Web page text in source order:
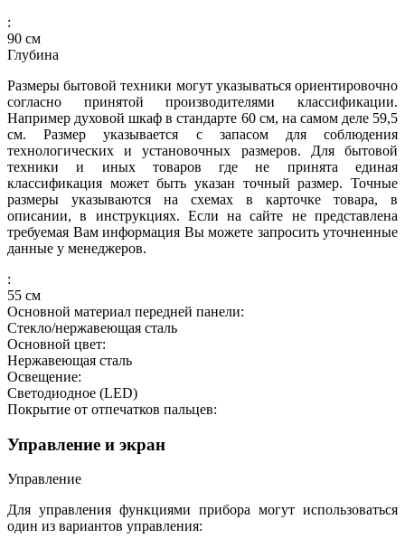
:
90 см
Глубина
Размеры бытовой техники могут указываться ориентировочно
согласно принятой производителями классификации.
Например духовой шкаф в стандарте 60 см, на самом деле 59,5
см. Размер указывается с запасом для соблюдения
технологических и установочных размеров. Для бытовой
техники и иных товаров где не принята единая
классификация может быть указан точный размер. Точные
размеры указываются на схемах в карточке товара, в
описании, в инструкциях. Если на сайте не представлена
требуемая Вам информация Вы можете запросить уточненные
данные у менеджеров.
:
55 см
Основной материал передней панели:
Стекло/нержавеющая сталь
Основной цвет:
Нержавеющая сталь
Освещение:
Светодиодное (LED)
Покрытие от отпечатков пальцев:
Управление и экран
Управление
Для управления функциями прибора могут использоваться
один из вариантов управления: